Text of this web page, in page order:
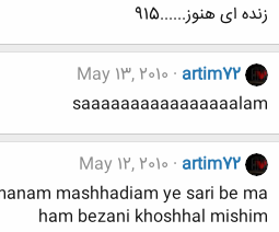
زنده ای هنوز......915
artim72
May 13, 2010
saaaaaaaaaaaaaaaalam
artim72
May 12, 2010
mashhadiam ye sari be ma
ham bezani khoshhal mishim